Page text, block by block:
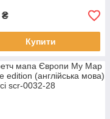
₴
Купити